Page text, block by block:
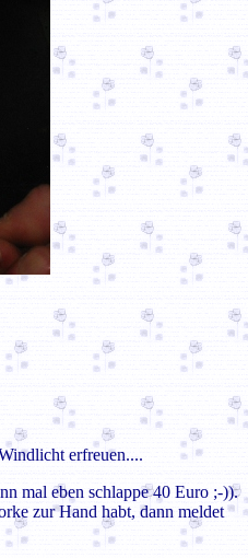
erfreuen....
mal eben schlappe 40 Euro ;-)).
zur Hand habt, dann meldet